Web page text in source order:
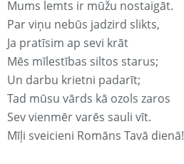
Mums lemts ir mūžu nostaigāt.
Par viņu nebūs jadzird slikts,
Ja pratīsim ap sevi krāt
Mēs mīlestības siltos starus;
Un darbu krietni padarīt;
Tad mūsu vārds kā ozols zaros
Sev vienmēr varēs sauli vīt.
Mīļi sveicieni Romāns Tavā dienā!